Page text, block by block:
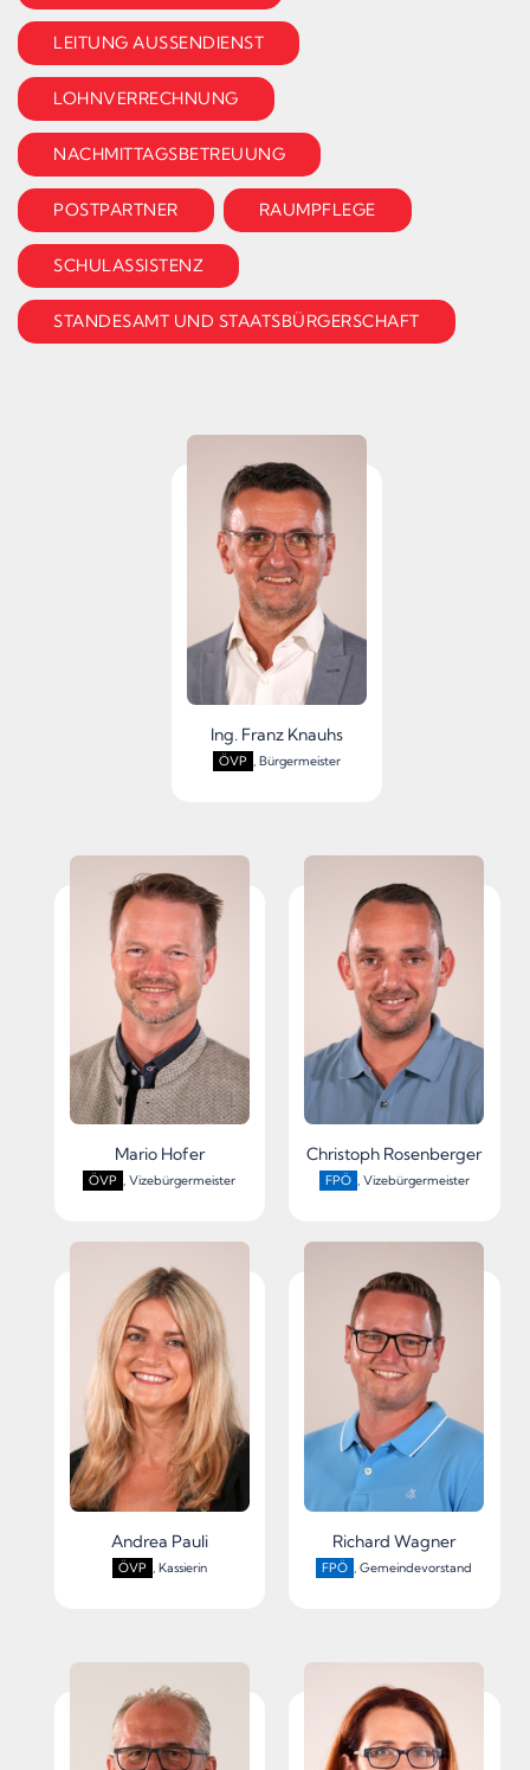
LEITUNG AUSSENDIENST
LOHNVERRECHNUNG
NACHMITTAGSBETREUUNG
POSTPARTNER RAUMPFLEGE
SCHULASSISTENZ
STANDESAMT UND STAATSBÜRGERSCHAFT
Ing. Franz Knauhs
ÖVP , Bürgermeister
Mario Hofer
ÖVP , Vizebürgermeister
Christoph Rosenberger
FPÖ , Vizebürgermeister
Andrea Pauli
ÖVP , Kassierin
Richard Wagner
FPÖ , Gemeindevorstand